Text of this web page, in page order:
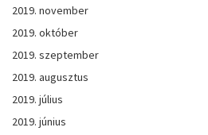
2019. november
2019. október
2019. szeptember
2019. augusztus
2019. július
2019. június